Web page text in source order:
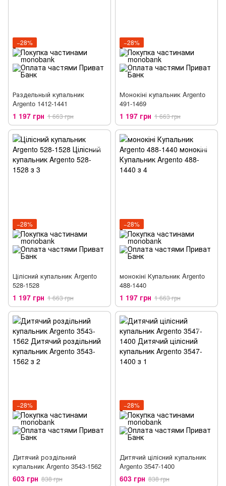
−28%
Раздельный купальник
Argento 1412-1441
1 197 грн 1 663 грн
−28%
Монокіні купальник Argento
491-1469
1 197 грн 1 663 грн
−28%
Цілісний купальник Argento
528-1528
1 197 грн 1 663 грн
−28%
монокіні Купальник Argento
488-1440
1 197 грн 1 663 грн
−28%
Дитячий роздільний
купальник Argento 3543-1562
603 грн 838 грн
−28%
Дитячий цілісний купальник
Argento 3547-1400
603 грн 838 грн